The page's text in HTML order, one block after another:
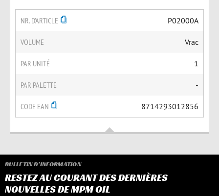
NR. D'ARTICLE P02000A
VOLUME Vrac
PAR UNITÉ 1
PAR PALETTE -
CODE EAN 8714293012856
BULLETIN D’INFORMATION
RESTEZ AU COURANT DES DERNIÈRES
NOUVELLES DE MPM OIL